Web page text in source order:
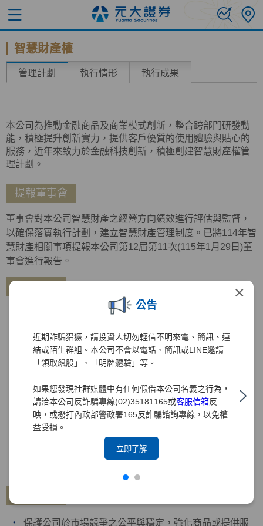
×
公告
近期詐騙猖獗，請投資人切勿輕信不明來電、簡訊、連
結或陌生群組。本公司不會以電話、簡訊或LINE邀請
「領取飆股」、「明牌體驗」等。
如果您發現社群媒體中有任何假借本公司名義之行為，
請洽本公司反詐騙專線(02)35181165或客服信箱反
映，或撥打內政部警政署165反詐騙諮詢專線，以免權
益受損。
立即了解
智慧財產權
管理計劃 執行情形 執行成果
本公司為推動金融商品及商業模式創新，整合跨部門研發動
能，積極提升創新實力，提供客戶優質的使用體驗與貼心的
服務，近年來致力於金融科技創新，積極創建智慧財產權管
理計劃。
提報董事會
董事會對本公司智慧財產之經營方向績效進行評估與監督，
以確保落實執行計劃，建立智慧財產管理制度。已將114年智
慧財產相關事項提報本公司第12屆第11次(115年1月29日)董
事會進行報告。
由研發單位進行技術開發，透過外部專利事務所協助專
每年定期盤點集團專利申請現況與訂定結合營運目標之
策略
與發展
導入TIPS智慧財產權管理制度
制(修)訂專利權相關管理規章，提升專利權事項之管理
2021年12月30日通過TIPS驗證，2022年12月30日及
2024年12月31日通過TIPS再驗證
保護公司於市場競爭之公平與穩定，強化商品或提供服